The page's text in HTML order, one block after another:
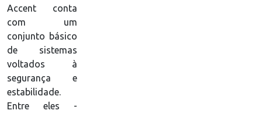
Accent conta
com um
conjunto básico
de sistemas
voltados à
segurança e
estabilidade.
Entre eles -